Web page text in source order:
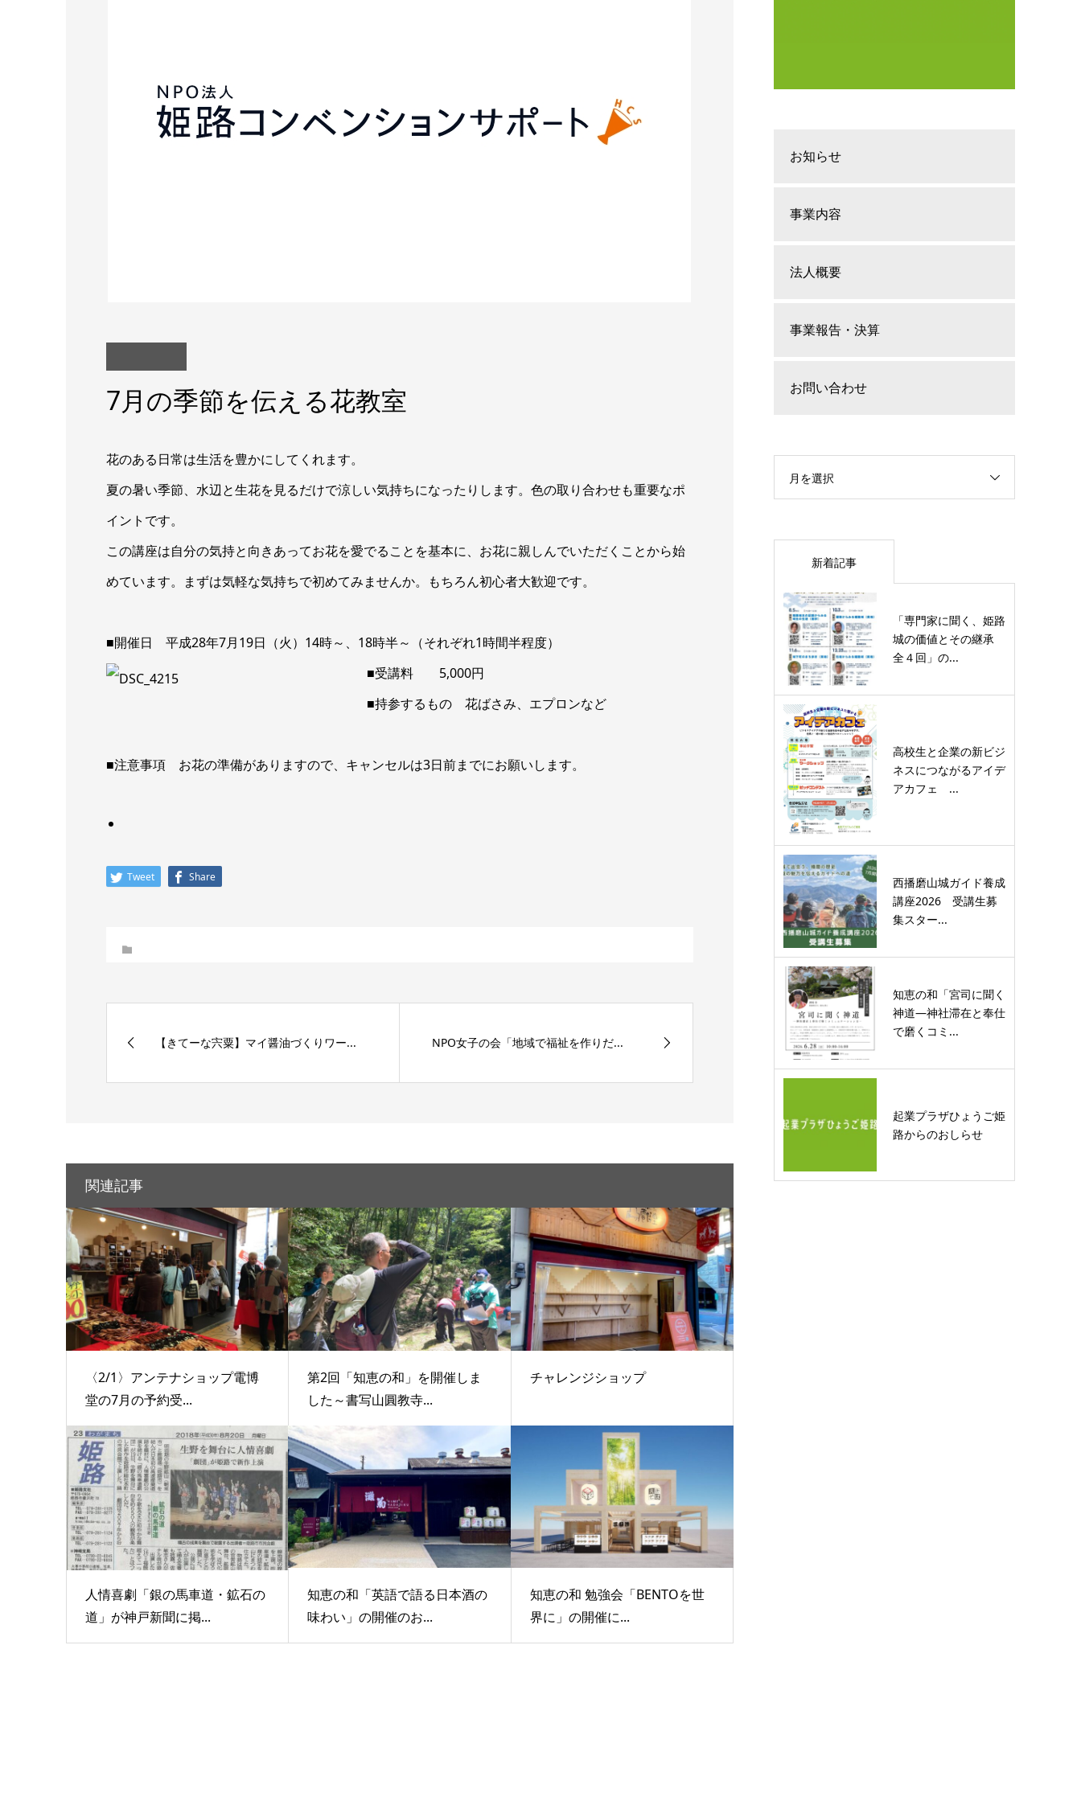
7月の季節を伝える花教室
花のある日常は生活を豊かにしてくれます。
夏の暑い季節、水辺と生花を見るだけで涼しい気持ちになったりします。色の取り合わせも重要なポ
イントです。
この講座は自分の気持と向きあってお花を愛でることを基本に、お花に親しんでいただくことから始
めています。まずは気軽な気持ちで初めてみませんか。もちろん初心者大歓迎です。
■開催日 平成28年7月19日（火）14時～、18時半～（それぞれ1時間半程度）
■受講料 5,000円
■持参するもの 花ばさみ、エプロンなど
■注意事項 お花の準備がありますので、キャンセルは3日前までにお願いします。
Tweet Share
【きてーな宍粟】マイ醤油づくりワー... NPO女子の会「地域で福祉を作りだ...
関連記事
〈2/1〉アンテナショップ電博
堂の7月の予約受...
第2回「知恵の和」を開催しま
した～書写山圓教寺...
チャレンジショップ
人情喜劇「銀の馬車道・鉱石の
道」が神戸新聞に掲...
知恵の和「英語で語る日本酒の
味わい」の開催のお...
知恵の和 勉強会「BENTOを世
界に」の開催に...
お知らせ
事業内容
法人概要
事業報告・決算
お問い合わせ
月を選択
新着記事
「専門家に聞く、姫路
城の価値とその継承
全４回」の...
高校生と企業の新ビジ
ネスにつながるアイデ
アカフェ ...
西播磨山城ガイド養成
講座2026 受講生募
集スター...
知恵の和「宮司に聞く
神道―神社滞在と奉仕
で磨くコミ...
起業プラザひょうご姫
路からのおしらせ